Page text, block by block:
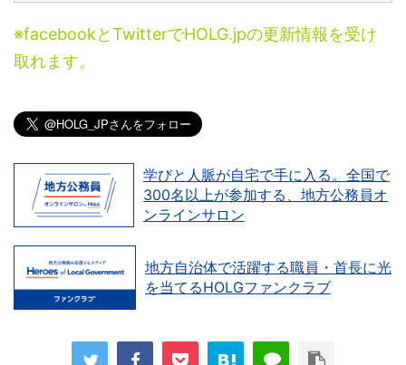
※facebookとTwitterでHOLG.jpの更新情報を受け
取れます。
学びと人脈が自宅で手に入る。全国で
300名以上が参加する、地方公務員オ
ンラインサロン
地方自治体で活躍する職員・首長に光
を当てるHOLGファンクラブ